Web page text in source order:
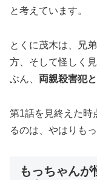
と考えています。
とくに茂木は、兄
方、そして怪しく
ぶん、 両親殺害犯
第1話を見終えた時
るのは、やはりも
もっちゃん